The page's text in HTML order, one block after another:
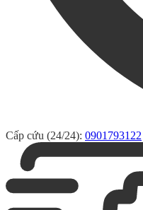
Cấp cứu (24/24): 0901793122